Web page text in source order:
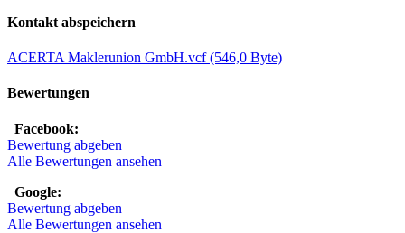
Kontakt abspeichern
ACERTA Maklerunion GmbH.vcf(546,0 Byte)
Bewertungen
Facebook:
Bewertung abgeben
Alle Bewertungen ansehen
Google:
Bewertung abgeben
Alle Bewertungen ansehen